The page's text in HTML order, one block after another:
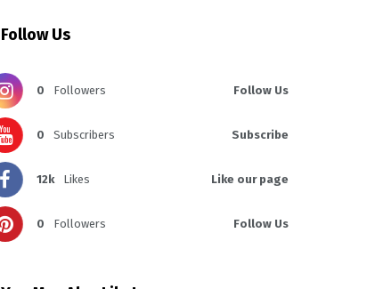
Follow Us
0 Followers Follow Us
0 Subscribers Subscribe
12k Likes Like our page
0 Followers Follow Us